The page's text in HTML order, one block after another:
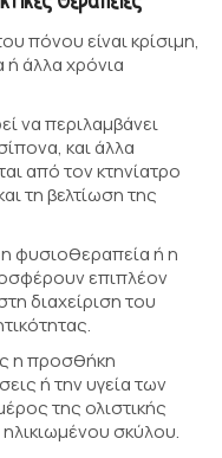
πόνου είναι κρίσιμη,
ή άλλα χρόνια
να περιλαμβάνει
και άλλα
από τον κτηνίατρο
τη βελτίωση της
φυσιοθεραπεία ή η
επιπλέον
διαχείριση του
η προσθήκη
ή την υγεία των
της ολιστικής
σκύλου.